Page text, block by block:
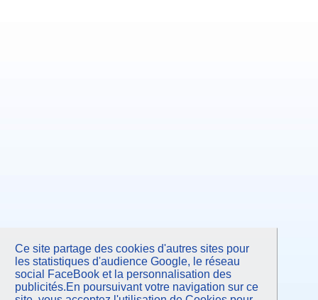
Ce site partage des cookies d'autres sites pour
les statistiques d'audience Google, le réseau
social FaceBook et la personnalisation des
publicités.En poursuivant votre navigation sur ce